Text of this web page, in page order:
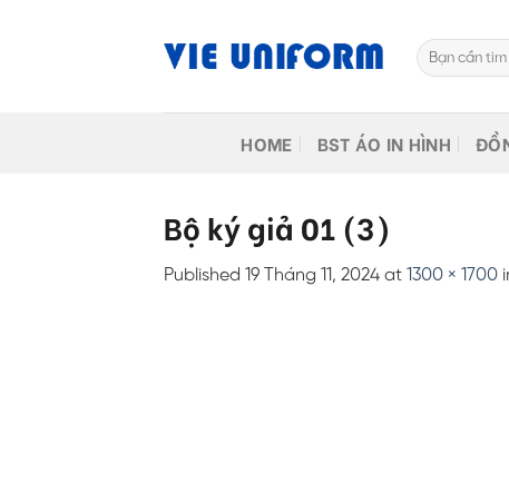
Tìm
kiếm:
HOME BST ÁO IN HÌNH
Bộ ký giả 01 (3)
Published 19 Tháng 11, 2024 at 1300 × 1700